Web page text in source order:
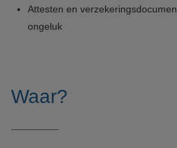
Attesten en
ongeluk
Waar?